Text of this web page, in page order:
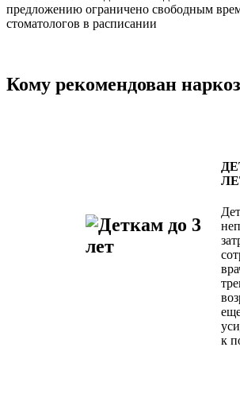
предложению ограничено свободным
стоматологов в расписании
Кому рекомендован
к